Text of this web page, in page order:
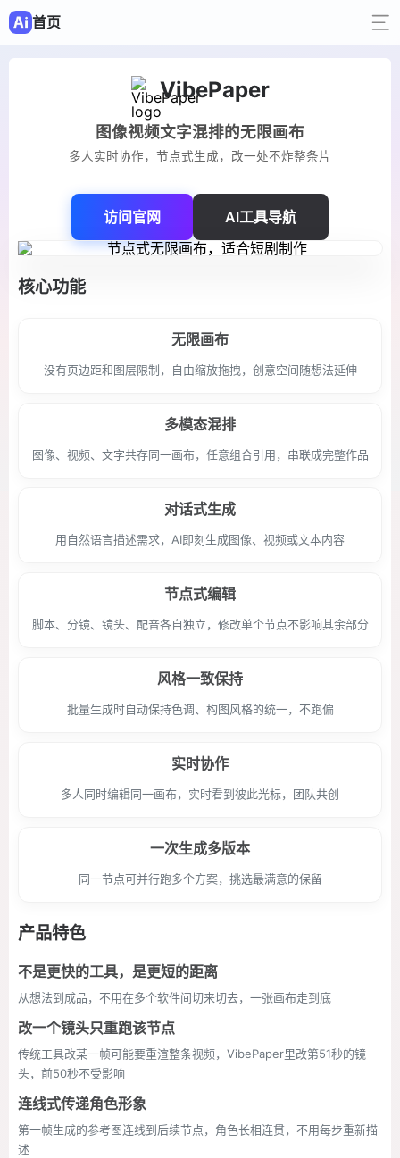
首页
VibePaper
图像视频文字混排的无限画布
多人实时协作，节点式生成，改一处不炸整条片
访问官网 AI工具导航
核心功能
无限画布
没有页边距和图层限制，自由缩放拖拽，创意空间随想法延伸
多模态混排
图像、视频、文字共存同一画布，任意组合引用，串联成完整作品
对话式生成
用自然语言描述需求，AI即刻生成图像、视频或文本内容
节点式编辑
脚本、分镜、镜头、配音各自独立，修改单个节点不影响其余部分
风格一致保持
批量生成时自动保持色调、构图风格的统一，不跑偏
实时协作
多人同时编辑同一画布，实时看到彼此光标，团队共创
一次生成多版本
同一节点可并行跑多个方案，挑选最满意的保留
产品特色
不是更快的工具，是更短的距离
从想法到成品，不用在多个软件间切来切去，一张画布走到底
改一个镜头只重跑该节点
传统工具改某一帧可能要重渲整条视频，VibePaper里改第51秒的镜
头，前50秒不受影响
连线式传递角色形象
第一帧生成的参考图连线到后续节点，角色长相连贯，不用每步重新描
述